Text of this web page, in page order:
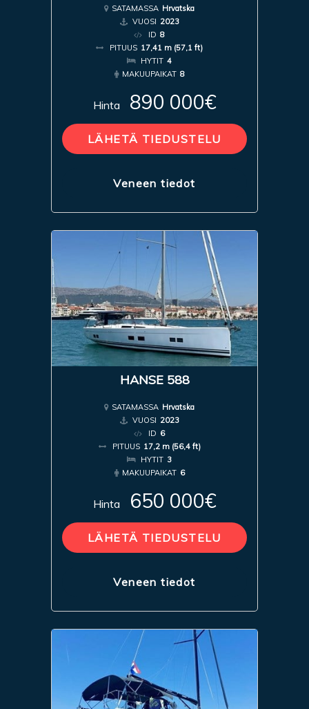
SATAMASSA Hrvatska
VUOSI 2023
ID 8
PITUUS 17,41 m (57,1 ft)
HYTIT 4
MAKUUPAIKAT 8
Hinta 890 000€
LÄHETÄ TIEDUSTELU
Veneen tiedot
HANSE 588
SATAMASSA Hrvatska
VUOSI 2023
ID 6
PITUUS 17,2 m (56,4 ft)
HYTIT 3
MAKUUPAIKAT 6
Hinta 650 000€
LÄHETÄ TIEDUSTELU
Veneen tiedot